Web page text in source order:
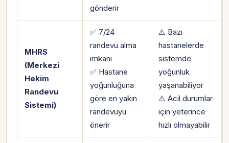
gönderir
MHRS
(Merkezi
Hekim
Randevu
Sistemi)
✅ 7/24
randevu alma
imkanı
✅ Hastane
yoğunluğuna
göre en yakın
randevuyu
önerir
⚠️ Bazı
hastanelerde
sistemde
yoğunluk
yaşanabiliyor
⚠️ Acil durumlar
için yeterince
hızlı olmayabilir